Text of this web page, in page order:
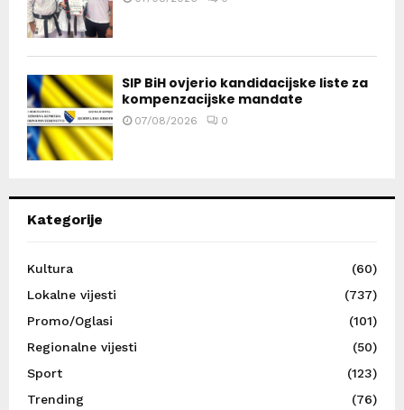
SIP BiH ovjerio kandidacijske liste za
kompenzacijske mandate
07/08/2026 0
Kategorije
Kultura
(60)
Lokalne vijesti
(737)
Promo/Oglasi
(101)
Regionalne vijesti
(50)
Sport
(123)
Trending
(76)